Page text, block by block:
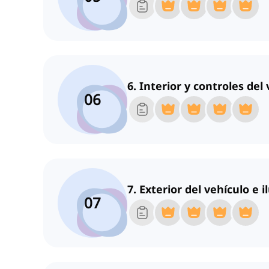
06
6. Interior y controles del
07
7. Exterior del vehículo e